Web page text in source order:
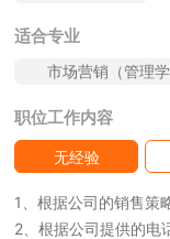
适合专业
市场营销（管理学
职位工作内容
无经验
1、根据公司的销售策
2、根据公司提供的电